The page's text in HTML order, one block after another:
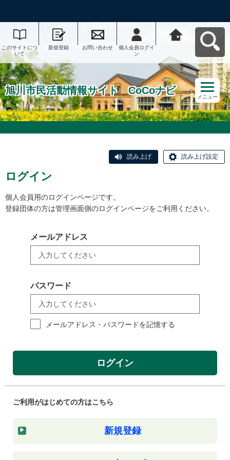
このサイトにつ
いて
新規登録 お問い合わせ
個人会員ログイ
ン
ナビへ戻る
旭川市民活動情報サイト CoCoナビ
メニュー
読み上げ 読み上げ設定
ログイン
個人会員用のログインページです。
登録団体の方は管理画面側のログインページをご利用ください。
メールアドレス
パスワード
メールアドレス・パスワードを記憶する
ログイン
ご利用がはじめての方はこちら
新規登録